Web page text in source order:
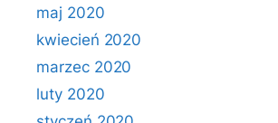
maj 2020
kwiecień 2020
marzec 2020
luty 2020